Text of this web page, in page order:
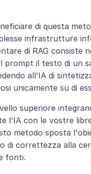
di questa
infrastrutture
di RAG consiste
prompt il testo di un
all'IA di
unicamente su di
superiore
l'IA con le vostre
metodo sposta
di correttezza alla
fonti.